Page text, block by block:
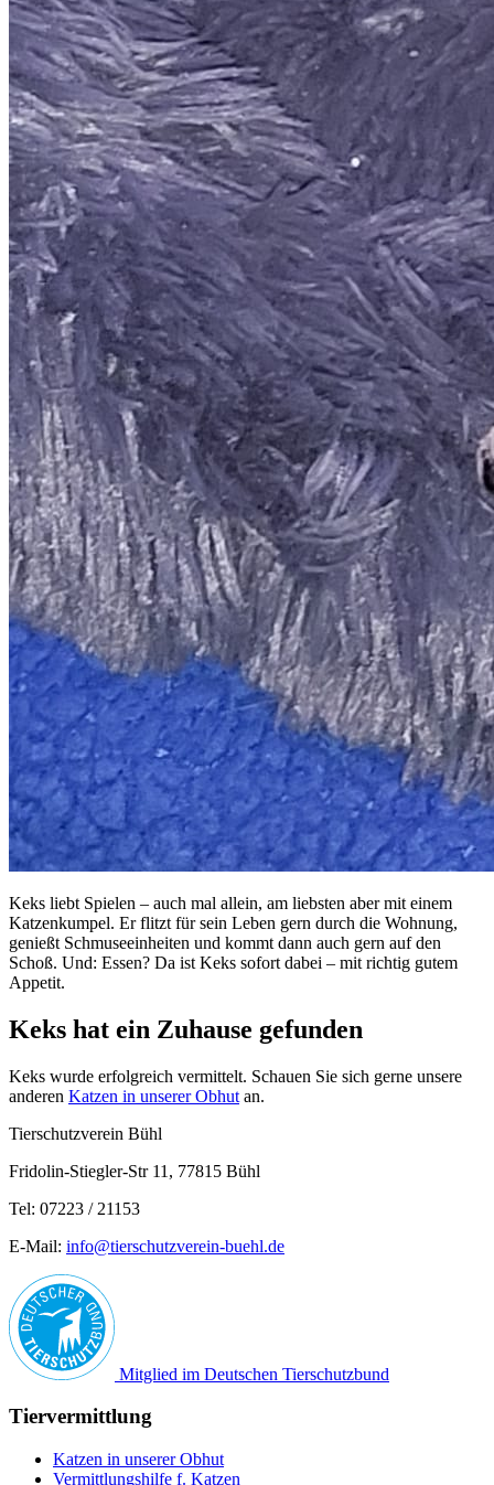
Keks liebt Spielen – auch mal allein, am liebsten aber mit einem
Katzenkumpel. Er flitzt für sein Leben gern durch die Wohnung,
genießt Schmuseeinheiten und kommt dann auch gern auf den
Schoß. Und: Essen? Da ist Keks sofort dabei – mit richtig gutem
Appetit.
Keks hat ein Zuhause gefunden
Keks wurde erfolgreich vermittelt. Schauen Sie sich gerne unsere
anderen Katzen in unserer Obhut an.
Tierschutzverein Bühl
Fridolin-Stiegler-Str 11, 77815 Bühl
Tel: 07223 / 21153
E-Mail: info@tierschutzverein-buehl.de
Mitglied im Deutschen Tierschutzbund
Tiervermittlung
Katzen in unserer Obhut
Vermittlungshilfe f. Katzen